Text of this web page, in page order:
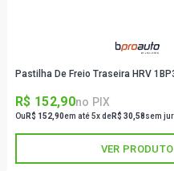
Pastilha De Freio Traseira HRV
R$ 152,90no PIX
Ou R$ 152,90em até 5x deR$ 30,58sem
VER PRODUTO